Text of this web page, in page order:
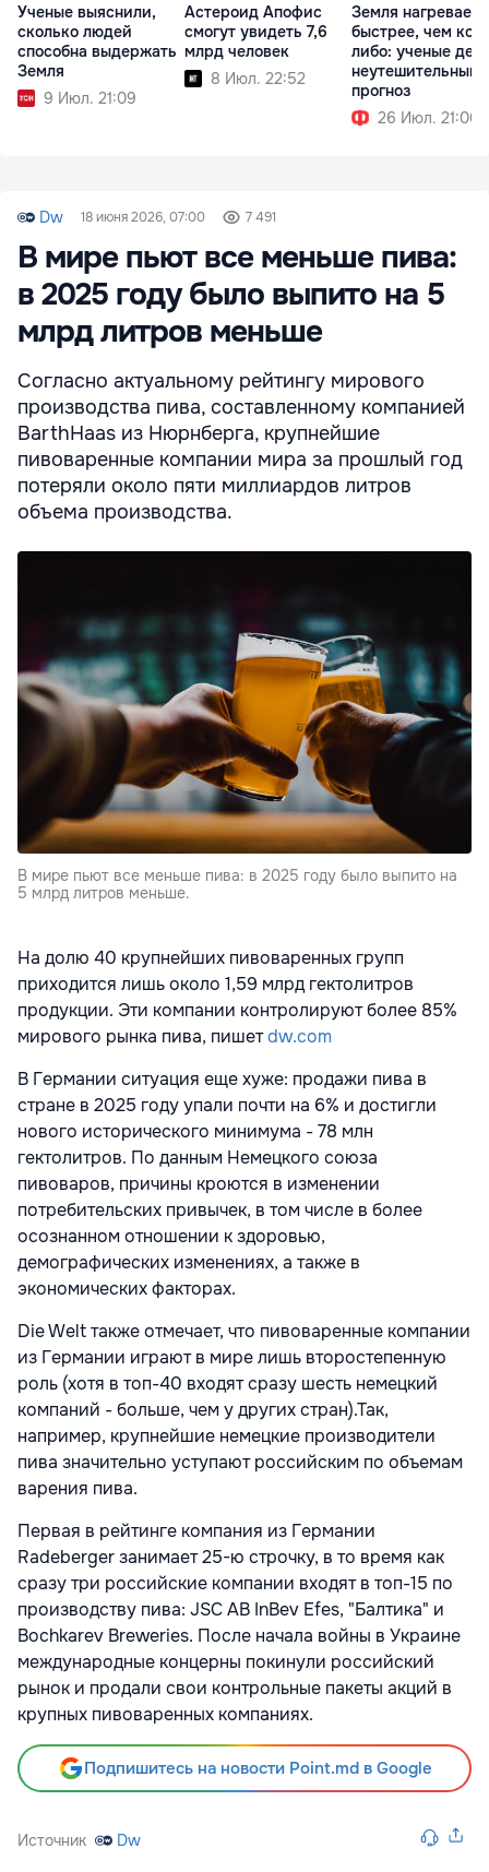
Ученые выяснили,
сколько людей
способна выдержать
Земля
9 Июл. 21:09
Астероид Апофис
смогут увидеть 7,6
млрд человек
8 Июл. 22:52
Земля
быстрее, чем
либо: ученые
неутешительный
прогноз
26 Июл. 21:00
Dw 18 июня 2026, 07:00 7 491
В мире пьют все меньше пива:
в 2025 году было выпито на 5
млрд литров меньше
Согласно актуальному рейтингу мирового
производства пива, составленному компанией
BarthHaas из Нюрнберга, крупнейшие
пивоваренные компании мира за прошлый год
потеряли около пяти миллиардов литров
объема производства.
В мире пьют все меньше пива: в 2025 году было выпито на
5 млрд литров меньше.
На долю 40 крупнейших пивоваренных групп
приходится лишь около 1,59 млрд гектолитров
продукции. Эти компании контролируют более 85%
мирового рынка пива, пишетdw.com
В Германии ситуация еще хуже: продажи пива в
стране в 2025 году упали почти на 6% и достигли
нового исторического минимума - 78 млн
гектолитров. По данным Немецкого союза
пивоваров, причины кроются в изменении
потребительских привычек, в том числе в более
осознанном отношении к здоровью,
демографических изменениях, а также в
экономических факторах.
Die Welt также отмечает, что пивоваренные компании
из Германии играют в мире лишь второстепенную
роль (хотя в топ-40 входят сразу шесть немецкий
компаний - больше, чем у других стран).Так,
например, крупнейшие немецкие производители
пива значительно уступают российским по объемам
варения пива.
Первая в рейтинге компания из Германии
Radeberger занимает 25-ю строчку, в то время как
сразу три российские компании входят в топ-15 по
производству пива: JSC AB InBev Efes, "Балтика" и
Bochkarev Breweries. После начала войны в Украине
международные концерны покинули российский
рынок и продали свои контрольные пакеты акций в
крупных пивоваренных компаниях.
Подпишитесь на новости Point.md в Google
Источник Dw